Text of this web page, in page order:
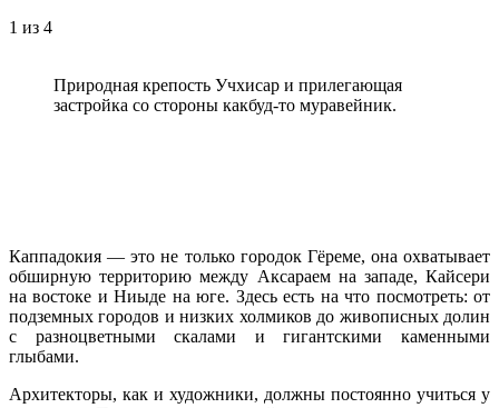
1 из 4
Природная крепость Учхисар и прилегающая
застройка со стороны какбуд-то муравейник.
Каппадокия — это не только городок Гёреме, она охватывает
обширную территорию между Аксараем на западе, Кайсери
на востоке и Ниыде на юге. Здесь есть на что посмотреть: от
подземных городов и низких холмиков до живописных долин
с разноцветными скалами и гигантскими каменными
глыбами.
Архитекторы, как и художники, должны постоянно учиться у